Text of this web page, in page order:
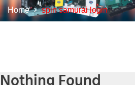
Home spin samurai login